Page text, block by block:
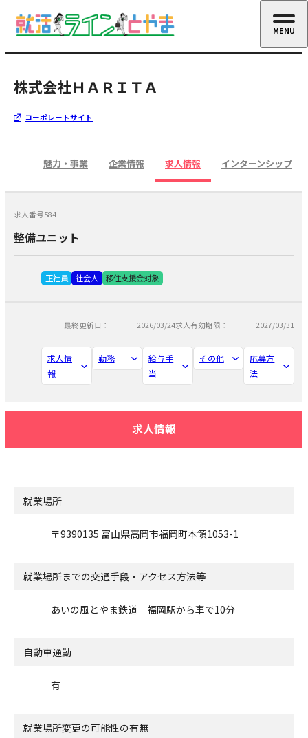
株式会社ＨＡＲＩＴＡ
コーポレートサイト
魅力・事業 企業情報 求人情報 インターンシップ
求人番号584
整備ユニット
正社員 社会人 移住支援金対象
最終更新日： 2026/03/24求人有効期限： 2027/03/31
求人情
報
勤務
給与手
当
その他
応募方
法
求人情報
就業場所
〒9390135 富山県高岡市福岡町本領1053-1
就業場所までの交通手段・アクセス方法等
あいの風とやま鉄道 福岡駅から車で10分
自動車通勤
有
就業場所変更の可能性の有無
MENU